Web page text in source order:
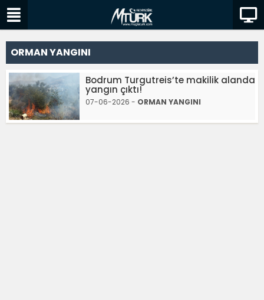
ORMAN YANGINI
Bodrum Turgutreis’te makilik alanda
yangın çıktı!
07-06-2026 - ORMAN YANGINI